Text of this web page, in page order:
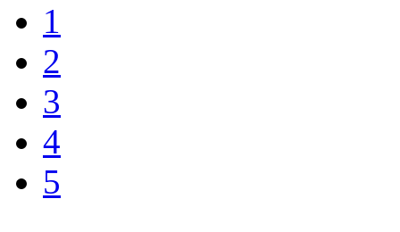
1
2
3
4
5